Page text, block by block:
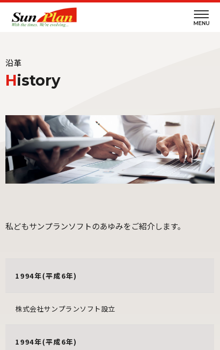
MENU
沿革
History
私どもサンプランソフトのあゆみをご紹介します。
1994年(平成6年)
株式会社サンプランソフト設立
1994年(平成6年)